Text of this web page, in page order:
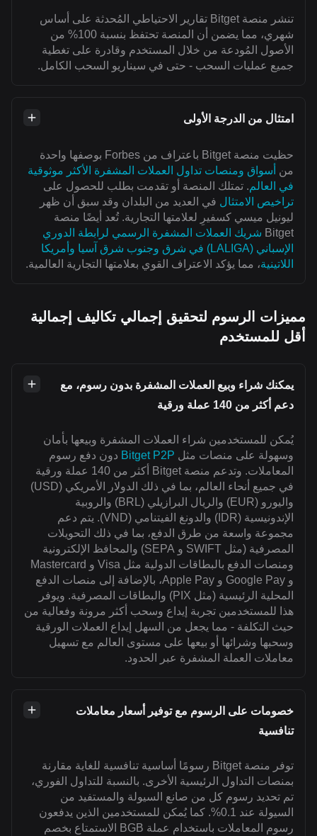
تنشر منصة Bitget تقارير الاحتياطي المُحدثة على أساس
شهري، مما يضمن أن المنصة تحتفظ بنسبة 100% من
الأصول المُودعة من خلال المستخدم وقادرة على تغطية
جميع عمليات السحب - حتى في سيناريو السحب الكامل.
امتثال من الدرجة الأولى
حظيت منصة Bitget باعتراف من Forbes بوصفها واحدة
من أسواق ومنصات تداول العملات المشفرة الأكثر موثوقية
في العالم. تمتلك المنصة أو تقدمت بطلب للحصول على
تراخيص الامتثال في العديد من البلدان وقد سبق أن ظهر
ليونيل ميسي كسفيرِ لعلامتها التجارية. تُعد أيضًا منصة
Bitget شريك العملات المشفرة الرسمي لرابطة الدوري
الإسباني (LALIGA) في شرق وجنوب شرق آسيا وأمريكا
اللاتينية، مما يؤكد الاعتراف القوي بعلامتها التجارية العالمية.
مميزات الرسوم لتحقيق إجمالي تكاليف إجمالية
أقل للمستخدم
يمكنك شراء وبيع العملات المشفرة بدون رسوم، مع
دعم أكثر من 140 عملة ورقية
يُمكن للمستخدمين شراء العملات المشفرة وبيعها بأمان
وسهولة على منصات مثل Bitget P2P دون دفع رسوم
المعاملات. وتدعم منصة Bitget أكثر من 140 عملة ورقية
في جميع أنحاء العالم، بما في ذلك الدولار الأمريكي (USD)
واليورو (EUR) والريال البرازيلي (BRL) والروبية
الإندونيسية (IDR) والدونغ الفيتنامي (VND). يتم دعم
مجموعة واسعة من طرق الدفع، بما في ذلك التحويلات
المصرفية (مثل SWIFT و SEPA) والمحافظ الإلكترونية
ومنصات الدفع بالبطاقات الدولية مثل Visa و Mastercard
و Google Pay و Apple Pay، بالإضافة إلى منصات الدفع
المحلية الرئيسية (مثل PIX) والبطاقات المصرفية. ويوفر
هذا للمستخدمين تجربة إيداع وسحب أكثر مرونة وفعالية من
حيث التكلفة - مما يجعل من السهل إيداع العملات الورقية
وسحبها وشرائها أو بيعها على مستوى العالم مع تسهيل
معاملات العملة المشفرة عبر الحدود.
خصومات على الرسوم مع توفير أسعار معاملات
تنافسية
توفر منصة Bitget رسومًا أساسية تنافسية للغاية مقارنة
بمنصات التداول الرئيسية الأخرى. بالنسبة للتداول الفوري،
تم تحديد رسوم كل من صانع السيولة والمستفيد من
السيولة عند 0.1%. كما يُمكن للمستخدمين الذين يدفعون
رسوم المعاملات باستخدام عملة BGB الاستمتاع بخصم